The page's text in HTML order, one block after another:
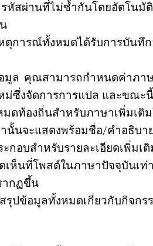
หัสผ่านที่ไม่ซ้ำกันโดยอัตโน
การณ์ทั้งหมดได้รับการบันทึ
มูล คุณสามารถกำหนดค่าภ
ซึ่งจัดการการแปล และขณ
มดท้องถิ่นสำหรับภาษาเพิ่ม
านั้นจะแสดงพร้อมชื่อ/คำอธิ
กอบสำหรับรายละเอียดเพิ่ม
เห็นที่โพสต์ในภาษาปัจจุบั
ากฏขึ้น
ปข้อมูลทั้งหมดเกี่ยวกับกิจก